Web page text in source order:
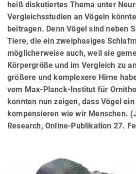
heiß diskutiertes Thema unter
Vergleichsstudien an Vögeln
beitragen. Denn Vögel sind neben
Tiere, die ein zweiphasiges
möglicherweise auch, weil sie
Körpergröße und im Vergleich zu
größere und komplexere Hirne
vom Max-Planck-Institut für
konnten nun zeigen, dass Vögel
kompensieren wie wir Menschen.
Research, Online-Publikation 27.